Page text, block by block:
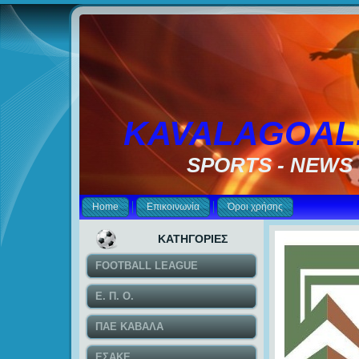
SPORTS - NEWS
Home Επικοινωνία Όροι χρήσης
ΚΑΤΗΓΟΡΙΕΣ
FOOTBALL LEAGUE
Ε. Π. Ο.
ΠΑΕ ΚΑΒΑΛΑ